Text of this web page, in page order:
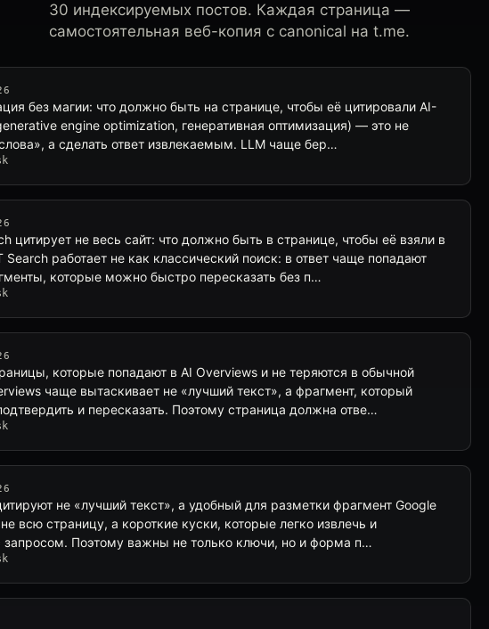
30 индексируемых постов. Каждая страница —
самостоятельная веб-копия с canonical на t.me.
без магии: что должно быть на странице, чтобы её цитировали AI-
engine optimization, генеративная оптимизация) — это не
а сделать ответ извлекаемым. LLM чаще бер…
цитирует не весь сайт: что должно быть в странице, чтобы её взяли в
Search работает не как классический поиск: в ответ чаще попадают
которые можно быстро пересказать без п…
которые попадают в AI Overviews и не теряются в обычной
чаще вытаскивает не «лучший текст», а фрагмент, который
и пересказать. Поэтому страница должна отве…
не «лучший текст», а удобный для разметки фрагмент Google
всю страницу, а короткие куски, которые легко извлечь и
запросом. Поэтому важны не только ключи, но и форма п…